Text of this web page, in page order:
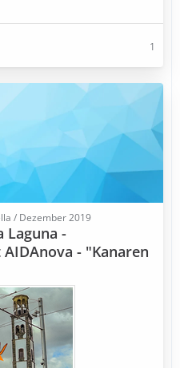
1
/ Dezember 2019
Laguna -
- "Kanaren